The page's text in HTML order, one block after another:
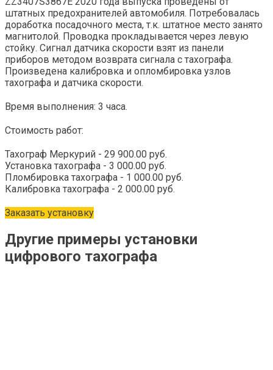
штатных предохранителей автомобиля. Потребовалась
доработка посадочного места, т.к. штатное место занято
магнитолой. Проводка прокладывается через левую
стойку. Сигнал датчика скорости взят из панели
приборов методом возврата сигнала с тахографа.
Произведена калибровка и опломбировка узлов
тахографа и датчика скорости.
Время выполнения: 3 часа.
Стоимость работ:
Тахограф Меркурий - 29 900.00 руб.
Установка тахографа - 3 000.00 руб.
Пломбировка тахографа - 1 000.00 руб.
Калибровка тахографа - 2 000.00 руб.
Заказать установку
Другие примеры установки
цифрового тахографа